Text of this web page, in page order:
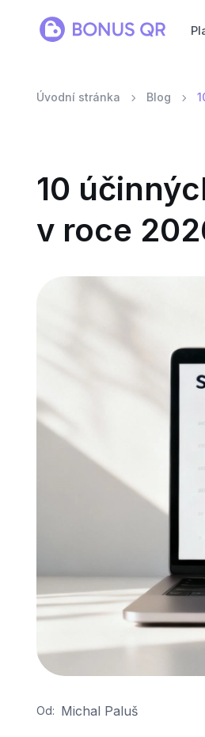
Úvodní stránka Blog
10
v roce
Od: Michal Paluš